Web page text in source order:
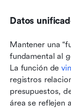
Datos
Mantener una
fundamental al
La función de
registros
presupuestos,
área se reflejen